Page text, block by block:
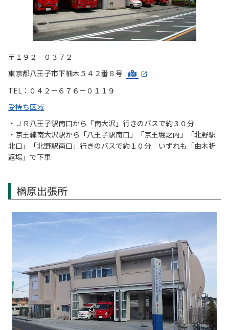
〒１９２－０３７２
東京都八王子市下柚木５４２番８号
TEL：０４２－６７６－０１１９
受持ち区域
・ＪＲ八王子駅南口から「南大沢」行きのバスで約３０分
・京王線南大沢駅から「八王子駅南口」「京王堀之内」「北野駅
北口」「北野駅南口」行きのバスで約１０分 いずれも「由木折
返場」で下車
楢原出張所